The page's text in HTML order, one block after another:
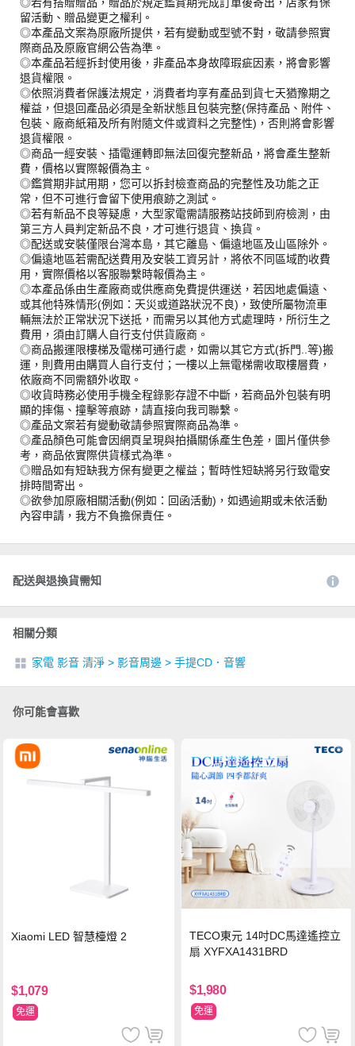
留活動、贈品變更之權利。
◎本產品文案為原廠所提供，若有變動或型號不對，敬請參照實
際商品及原廠官網公告為準。
◎本產品若經拆封使用後，非產品本身故障瑕疵因素，將會影響
退貨權限。
◎依照消費者保護法規定，消費者均享有產品到貨七天猶豫期之
權益，但退回產品必須是全新狀態且包裝完整(保持產品、附件、
包裝、廠商紙箱及所有附隨文件或資料之完整性)，否則將會影響
退貨權限。
◎商品一經安裝、插電運轉即無法回復完整新品，將會產生整新
費，價格以實際報價為主。
◎鑑賞期非試用期，您可以拆封檢查商品的完整性及功能之正
常，但不可進行會留下使用痕跡之測試。
◎若有新品不良等疑慮，大型家電需請服務站技師到府檢測，由
第三方人員判定新品不良，才可進行退貨、換貨。
◎配送或安裝僅限台灣本島，其它離島、偏遠地區及山區除外。
◎偏遠地區若需配送費用及安裝工資另計，將依不同區域酌收費
用，實際價格以客服聯繫時報價為主。
◎本產品係由生產廠商或供應商免費提供運送，若因地處偏遠、
或其他特殊情形(例如：天災或道路狀況不良)，致使所屬物流車
輛無法於正常狀況下送抵，而需另以其他方式處理時，所衍生之
費用，須由訂購人自行支付供貨廠商。
◎商品搬運限樓梯及電梯可通行處，如需以其它方式(拆門..等)搬
運，則費用由購買人自行支付；一樓以上無電梯需收取樓層費，
依廠商不同需額外收取。
◎收貨時務必使用手機全程錄影存證不中斷，若商品外包裝有明
顯的摔傷、撞擊等痕跡，請直接向我司聯繫。
◎產品文案若有變動敬請參照實際商品為準。
◎產品顏色可能會因網頁呈現與拍攝關係產生色差，圖片僅供參
考，商品依實際供貨樣式為準。
◎贈品如有短缺我方保有變更之權益；暫時性短缺將另行致電安
排時間寄出。
◎欲參加原廠相關活動(例如：回函活動)，如遇逾期或未依活動
內容申請，我方不負擔保責任。
配送與退換貨需知
相關分類
家電 影音 清淨 > 影音周邊 > 手提CD．音響
你可能會喜歡
Xiaomi LED 智慧檯燈 2
$1,079
免運
TECO東元 14吋DC馬達遙控立
扇 XYFXA1431BRD
$1,980
免運